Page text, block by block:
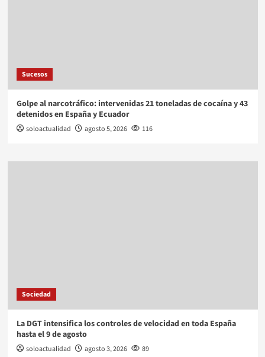
Sucesos
Golpe al narcotráfico: intervenidas 21 toneladas de cocaína y 43
detenidos en España y Ecuador
soloactualidad agosto 5, 2026 116
Sociedad
La DGT intensifica los controles de velocidad en toda España
hasta el 9 de agosto
soloactualidad agosto 3, 2026 89